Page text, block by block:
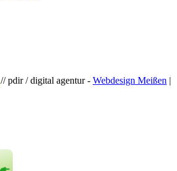
// pdir / digital agentur - Webdesign Meißen |